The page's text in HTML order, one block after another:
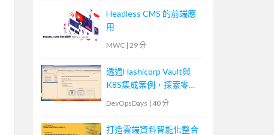
Headless CMS 的前端應
用
MWC | 29 分
透過Hashicorp Vault與
K8S集成案例，探索零信
任安全身份認證策略
DevOpsDays | 40 分
打造雲端資料智能化整合